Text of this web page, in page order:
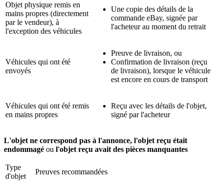
Objet physique remis en
mains propres (directement
par le vendeur), à
l'exception des véhicules
Une copie des détails de la
commande eBay, signée par
l'acheteur au moment du retrait
Véhicules qui ont été
envoyés
Preuve de livraison, ou
Confirmation de livraison (reçu
de livraison), lorsque le véhicule
est encore en cours de transport
Véhicules qui ont été remis
en mains propres
Reçu avec les détails de l'objet,
signé par l'acheteur
L'objet ne correspond pas à l'annonce, l'objet reçu était
endommagé ou l'objet reçu avait des pièces manquantes
Type
d'objet
Preuves recommandées